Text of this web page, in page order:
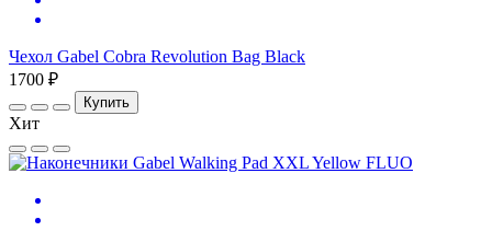
Чехол Gabel Cobra Revolution Bag Black
1700 ₽
Купить
Хит